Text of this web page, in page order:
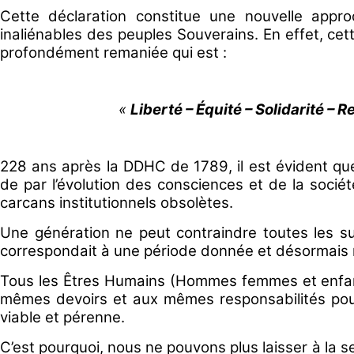
Cette déclaration constitue une nouvelle
inaliénables des peuples Souverains. En effet,
profondément remaniée qui est :
« Liberté – Équité – Solidarité –
228 ans après la DDHC de 1789, il est évident
de par l’évolution des consciences et de la
carcans institutionnels obsolètes.
Une génération ne peut contraindre toutes les
correspondait à une période donnée et désormais
Tous les Êtres Humains (Hommes femmes et
mêmes devoirs et aux mêmes responsabilités
viable et pérenne.
C’est pourquoi, nous ne pouvons plus laisser à